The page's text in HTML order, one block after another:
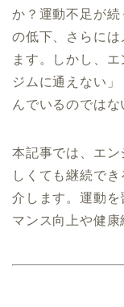
か？運動不足が
の低下、さらに
ます。しかし、
ジムに通えない
んでいるのではな
本記事では、エ
しくても継続で
介します。運動
マンス向上や健康